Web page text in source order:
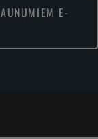
E-